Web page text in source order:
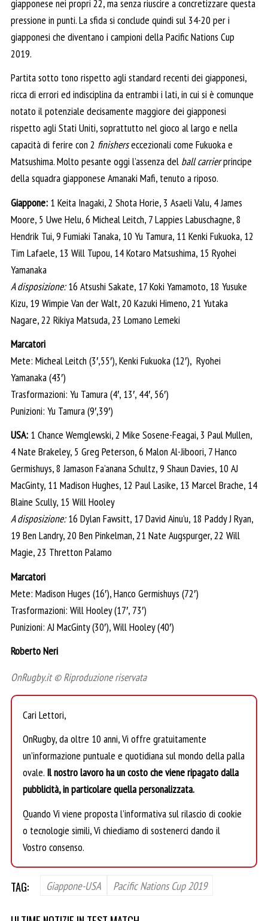
giapponese nei propri 22, ma senza riuscire a concretizzare questa
pressione in punti. La sfida si conclude quindi sul 34-20 per i
giapponesi che diventano i campioni della Pacific Nations Cup
2019.
Partita sotto tono rispetto agli standard recenti dei giapponesi,
ricca di errori ed indisciplina da entrambi i lati, in cui si è comunque
notato il potenziale decisamente maggiore dei giapponesi
rispetto agli Stati Uniti, soprattutto nel gioco al largo e nella
capacità di ferire con 2 finisherseccezionali come Fukuoka e
Matsushima. Molto pesante oggi l’assenza del ball carrierprincipe
della squadra giapponese Amanaki Mafi, tenuto a riposo.
Giappone: 1 Keita Inagaki, 2 Shota Horie, 3 Asaeli Valu, 4 James
Moore, 5 Uwe Helu, 6 Micheal Leitch, 7 Lappies Labuschagne, 8
Hendrik Tui, 9 Fumiaki Tanaka, 10 Yu Tamura, 11 Kenki Fukuoka, 12
Tim Lafaele, 13 Will Tupou, 14 Kotaro Matsushima, 15 Ryohei
Yamanaka
A disposizione:16 Atsushi Sakate, 17 Koki Yamamoto, 18 Yusuke
Kizu, 19 Wimpie Van der Walt, 20 Kazuki Himeno, 21 Yutaka
Nagare, 22 Rikiya Matsuda, 23 Lomano Lemeki
Marcatori
Mete: Micheal Leitch (3′,55′), Kenki Fukuoka (12′), Ryohei
Yamanaka (43′)
Trasformazioni: Yu Tamura (4′, 13′, 44′, 56′)
Punizioni: Yu Tamura (9′,39′)
USA: 1 Chance Wemglewski, 2 Mike Sosene-Feagai, 3 Paul Mullen,
4 Nate Brakeley, 5 Greg Peterson, 6 Malon Al-Jiboori, 7 Hanco
Germishuys, 8 Jamason Fa’anana Schultz, 9 Shaun Davies, 10 AJ
MacGinty, 11 Madison Hughes, 12 Paul Lasike, 13 Marcel Brache, 14
Blaine Scully, 15 Will Hooley
A disposizione:16 Dylan Fawsitt, 17 David Ainu’u, 18 Paddy J Ryan,
19 Ben Landry, 20 Ben Pinkelman, 21 Nate Augspurger, 22 Will
Magie, 23 Thretton Palamo
Marcatori
Mete: Madison Huges (16′), Hanco Germishuys (72′)
Trasformazioni: Will Hooley (17′, 73′)
Punizioni: AJ MacGinty (30′), Will Hooley (40′)
Roberto Neri
OnRugby.it © Riproduzione riservata
Cari Lettori,
OnRugby, da oltre 10 anni, Vi offre gratuitamente
un’informazione puntuale e quotidiana sul mondo della palla
ovale. Il nostro lavoro ha un costo che viene ripagato dalla
pubblicità, in particolare quella personalizzata.
Quando Vi viene proposta l’informativa sul rilascio di cookie
o tecnologie simili, Vi chiediamo di sostenerci dando il
Vostro consenso.
TAG: Giappone-USA Pacific Nations Cup 2019